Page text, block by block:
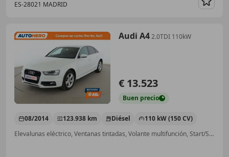
ES-28021 MADRID
Audi A42.0TDI 110kW
€ 13.523
Buen precio
08/2014 123.938 km Diésel
110 kW (150 CV)
Elevalunas eléctrico, Ventanas tintadas, Volante multifunción, Start/Stop automático, Airbags laterales